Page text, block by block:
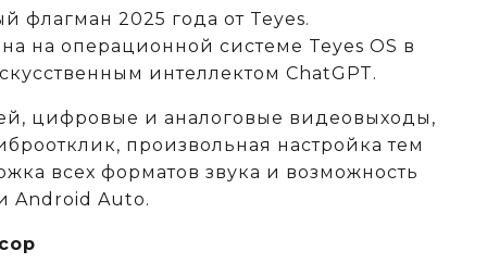
флагман 2025 года от Teyes.
на операционной системе Teyes OS в
интеллектом ChatGPT.
цифровые и аналоговые видеовыходы,
произвольная настройка тем
всех форматов звука и возможность
Android Auto.